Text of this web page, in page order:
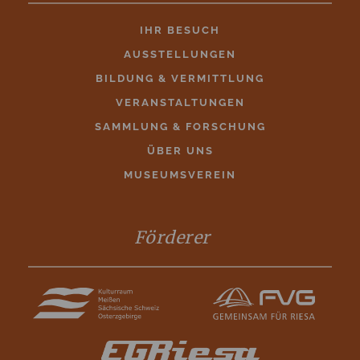
IHR BESUCH
AUSSTELLUNGEN
BILDUNG & VERMITTLUNG
VERANSTALTUNGEN
SAMMLUNG & FORSCHUNG
ÜBER UNS
MUSEUMSVEREIN
Förderer